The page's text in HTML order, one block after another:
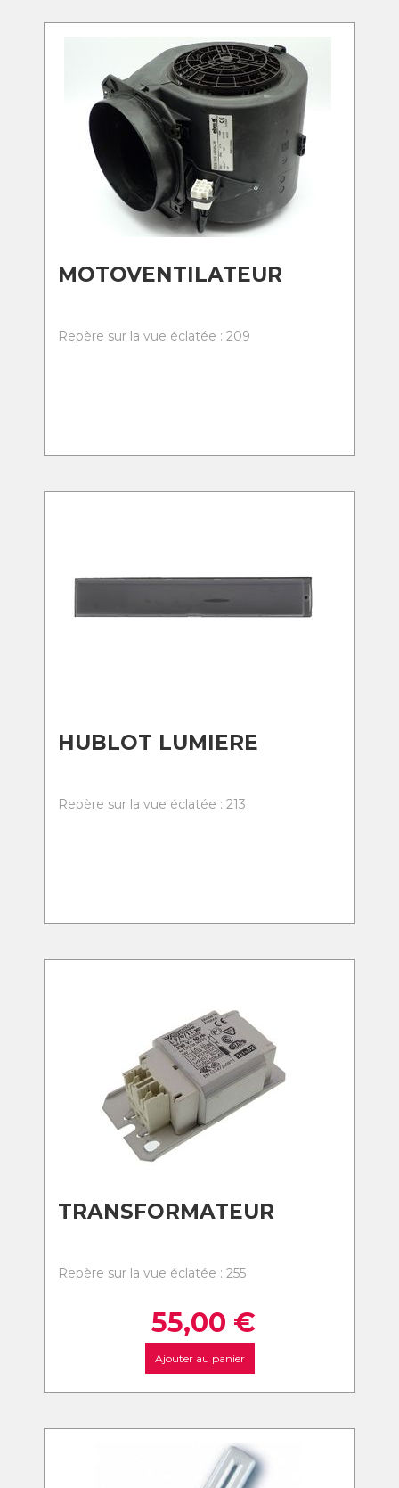
MOTOVENTILATEUR
Repère sur la vue éclatée : 209
HUBLOT LUMIERE
Repère sur la vue éclatée : 213
TRANSFORMATEUR
Repère sur la vue éclatée : 255
55,00 €
Ajouter au panier